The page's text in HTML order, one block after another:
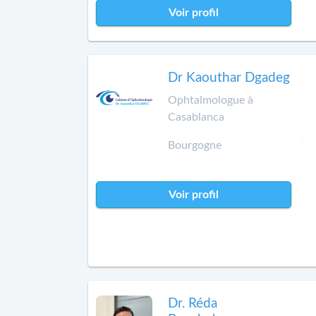
Voir profil
Dr Kaouthar Dgadeg
Ophtalmologue à
Casablanca
Bourgogne
Voir profil
Dr. Réda